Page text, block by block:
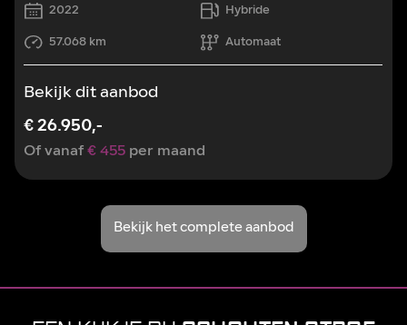
2022
Hybride
57.068 km
Automaat
Bekijk dit aanbod
€ 26.950,-
Of vanaf€ 455 per maand
Bekijk het complete aanbod